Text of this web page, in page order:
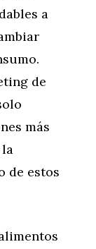
a
de
más
de estos